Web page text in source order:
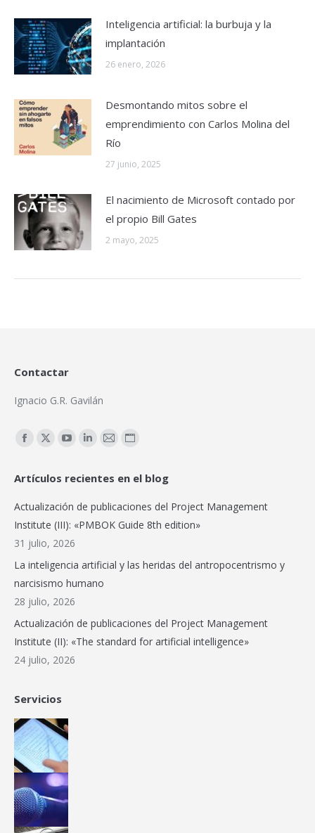
Inteligencia artificial: la burbuja y la
implantación
26 enero, 2026
Desmontando mitos sobre el
emprendimiento con Carlos Molina del
Río
27 junio, 2025
El nacimiento de Microsoft contado por
el propio Bill Gates
2 mayo, 2025
Contactar
Ignacio G.R. Gavilán
Encuéntranos en:
Facebook
opens
in
new
window
X
opens
new
window
YouTube
opens
in
new
window
Linkedin
opens
new
Mail
opens
in
new
Sitio
page
in
Artículos recientes en el blog
Actualización de publicaciones del Project Management
Institute (III): «PMBOK Guide 8th edition»
31 julio, 2026
La inteligencia artificial y las heridas del antropocentrismo y
narcisismo humano
28 julio, 2026
Actualización de publicaciones del Project Management
Institute (II): «The standard for artificial intelligence»
24 julio, 2026
Servicios